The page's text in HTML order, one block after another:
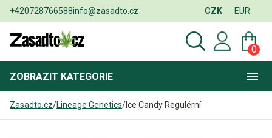
+420728766588info@zasadto.cz CZK EUR
0
ZOBRAZIT KATEGORIE
Zasadto.cz/Lineage Genetics/Ice Candy Regulérní